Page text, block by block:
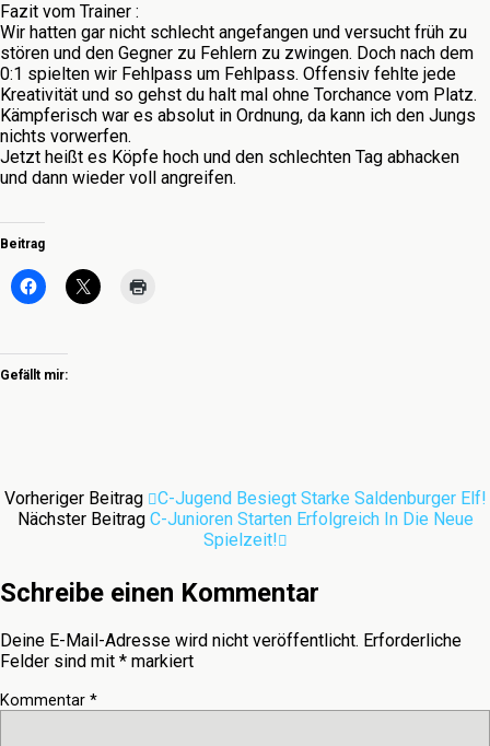
Fazit vom Trainer :
Wir hatten gar nicht schlecht angefangen und versucht früh zu
stören und den Gegner zu Fehlern zu zwingen. Doch nach dem
0:1 spielten wir Fehlpass um Fehlpass. Offensiv fehlte jede
Kreativität und so gehst du halt mal ohne Torchance vom Platz.
Kämpferisch war es absolut in Ordnung, da kann ich den Jungs
nichts vorwerfen.
Jetzt heißt es Köpfe hoch und den schlechten Tag abhacken
und dann wieder voll angreifen.
Beitrag
Gefällt mir:
Vorheriger Beitrag
C-Jugend Besiegt Starke Saldenburger Elf!
Nächster Beitrag C-Junioren Starten Erfolgreich In Die Neue
Spielzeit!
Schreibe einen Kommentar
Deine E-Mail-Adresse wird nicht veröffentlicht. Erforderliche
Felder sind mit * markiert
Kommentar *